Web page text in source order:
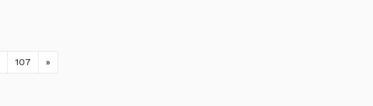
entradas
107 »